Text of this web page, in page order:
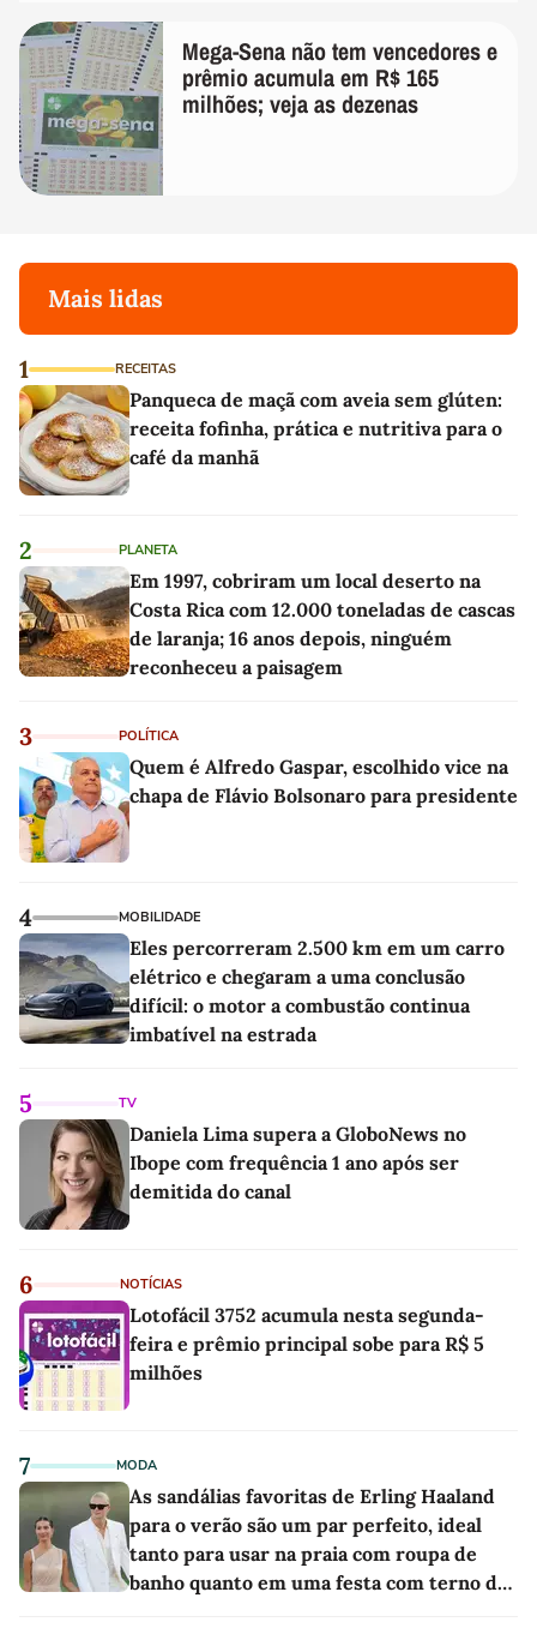
Mega-Sena não tem vencedores e
prêmio acumula em R$ 165
milhões; veja as dezenas
Mais lidas
1 RECEITAS
Panqueca de maçã com aveia sem glúten:
receita fofinha, prática e nutritiva para o
café da manhã
2 PLANETA
Em 1997, cobriram um local deserto na
Costa Rica com 12.000 toneladas de cascas
de laranja; 16 anos depois, ninguém
reconheceu a paisagem
3 POLÍTICA
Quem é Alfredo Gaspar, escolhido vice na
chapa de Flávio Bolsonaro para presidente
4 MOBILIDADE
Eles percorreram 2.500 km em um carro
elétrico e chegaram a uma conclusão
difícil: o motor a combustão continua
imbatível na estrada
5 TV
Daniela Lima supera a GloboNews no
Ibope com frequência 1 ano após ser
demitida do canal
6 NOTÍCIAS
Lotofácil 3752 acumula nesta segunda-
feira e prêmio principal sobe para R$ 5
milhões
7 MODA
As sandálias favoritas de Erling Haaland
para o verão são um par perfeito, ideal
tanto para usar na praia com roupa de
banho quanto em uma festa com terno de